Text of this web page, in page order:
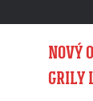
NOVÝ
GRILY